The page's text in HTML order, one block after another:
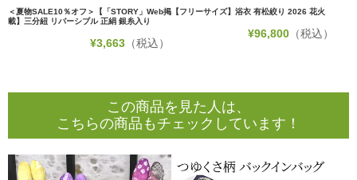
＜夏物SALE10％オフ＞【「STORY」Web掲
載】三分紐 リバーシブル 正絹 銀糸入り
¥3,663 （税込）
【フリーサイズ】浴衣 有松絞り 2026 花火
¥96,800（税込）
この商品を見た人は、
こちらの商品もチェックしています！